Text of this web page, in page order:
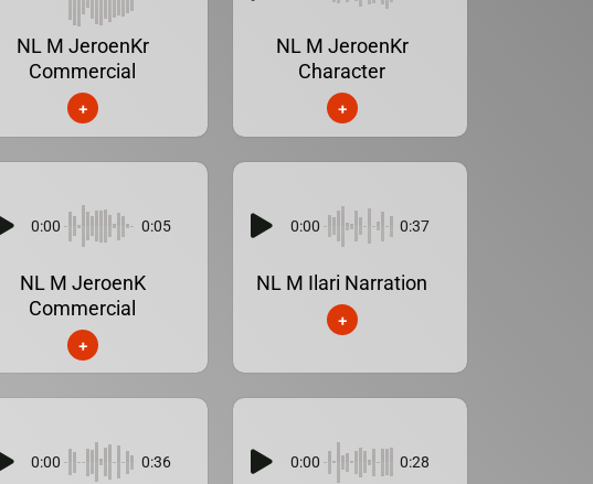
NL M JeroenKr
Commercial
+
NL M JeroenKr
Character
+
0:00 0:05
NL M JeroenK
Commercial
+
0:00 0:37
NL M Ilari Narration
+
0:00 0:36 0:00 0:28